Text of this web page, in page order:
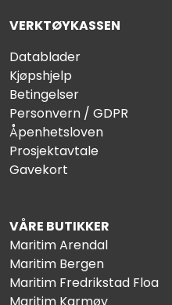
VERKTØYKASSEN
Datablader
Kjøpshjelp
Betingelser
Personvern / GDPR
Åpenhetsloven
Prosjektavtale
Gavekort
VÅRE BUTIKKER
Maritim Arendal
Maritim Bergen
Maritim Fredrikstad Floa
Maritim Karmøy